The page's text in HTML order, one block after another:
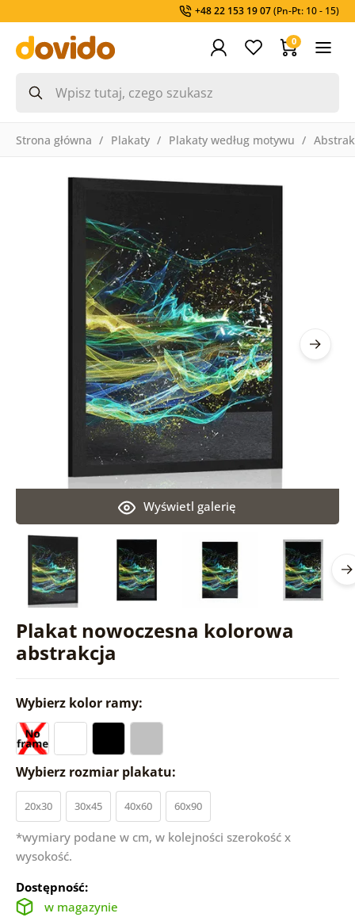
+48 22 153 19 07(Pn-Pt: 10 - 15)
0
Strona główna Plakaty Plakaty według motywu
Plakat nowoczesna kolorowa
abstrakcja
Wyświetl galerię
Wybierz kolor ramy:
Wybierz rozmiar plakatu:
20x30 30x45 40x60 60x90
*wymiary podane w cm, w kolejności szerokość x
wysokość.
Dostępność:
w magazynie